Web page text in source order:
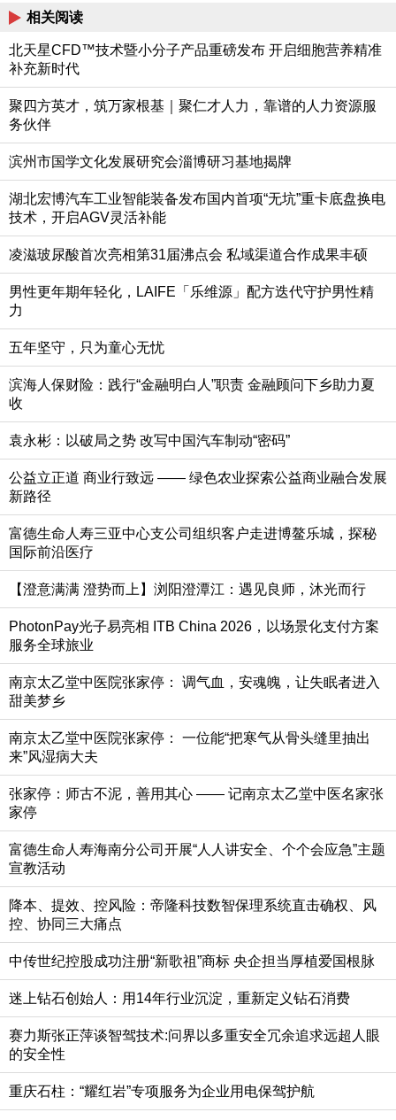
相关阅读
北天星CFD™技术暨小分子产品重磅发布 开启细胞营养精准
补充新时代
聚四方英才，筑万家根基｜聚仁才人力，靠谱的人力资源服
务伙伴
滨州市国学文化发展研究会淄博研习基地揭牌
湖北宏博汽车工业智能装备发布国内首项“无坑”重卡底盘换电
技术，开启AGV灵活补能
凌滋玻尿酸首次亮相第31届沸点会 私域渠道合作成果丰硕
男性更年期年轻化，LAIFE「乐维源」配方迭代守护男性精
力
五年坚守，只为童心无忧
滨海人保财险：践行“金融明白人”职责 金融顾问下乡助力夏
收
袁永彬：以破局之势 改写中国汽车制动“密码”
公益立正道 商业行致远 —— 绿色农业探索公益商业融合发展
新路径
富德生命人寿三亚中心支公司组织客户走进博鳌乐城，探秘
国际前沿医疗
【澄意满满 澄势而上】浏阳澄潭江：遇见良师，沐光而行
PhotonPay光子易亮相 ITB China 2026，以场景化支付方案
服务全球旅业
南京太乙堂中医院张家停：​ 调气血，安魂魄，让失眠者进入
甜美梦乡
南京太乙堂中医院张家停：​ 一位能“把寒气从骨头缝里抽出
来”风湿病大夫
张家停：师古不泥，善用其心 —— 记南京太乙堂中医名家张
家停
富德生命人寿海南分公司开展“人人讲安全、个个会应急”主题
宣教活动
降本、提效、控风险：帝隆科技数智保理系统直击确权、风
控、协同三大痛点
中传世纪控股成功注册“新歌祖”商标 央企担当厚植爱国根脉
迷上钻石创始人：用14年行业沉淀，重新定义钻石消费
赛力斯张正萍谈智驾技术:问界以多重安全冗余追求远超人眼
的安全性
重庆石柱：“耀红岩”专项服务为企业用电保驾护航